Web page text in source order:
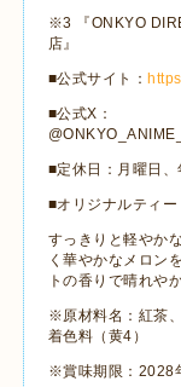
※3 『ONKYO
店』
■公式サイト：
■公式X ：
■定休日：月曜日
■オリジナルティー
すっきりと軽やか
く華やかなメロン
トの香りで晴れや
※原材料名：紅茶
着色料（黄4 ）
※賞味期限： 2028